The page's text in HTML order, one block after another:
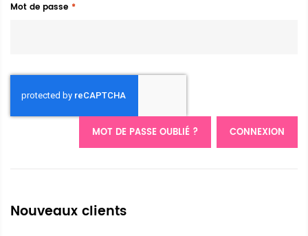
Mot de passe
CONNEXION
MOT DE PASSE OUBLIÉ ?
Nouveaux clients